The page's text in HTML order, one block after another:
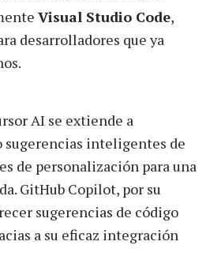
Visual Studio Code,
desarrolladores que ya
AI se extiende a
sugerencias inteligentes de
de personalización para una
GitHub Copilot, por su
sugerencias de código
a su eficaz integración